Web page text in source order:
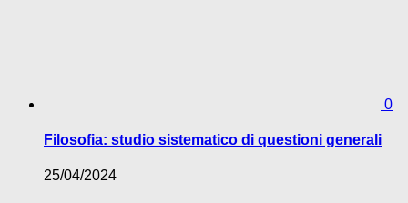
0
Filosofia: studio sistematico di questioni generali
25/04/2024